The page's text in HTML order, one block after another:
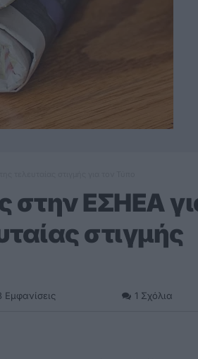
στην ΕΣΗΕΑ
στιγμής
Εμφανίσεις 1 Σχόλια